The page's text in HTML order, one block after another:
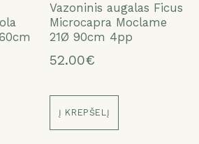
Vazoninis augalas Ficus
Microcapra Moclame
21Ø 90cm 4pp
52.00€
Į KREPŠELĮ